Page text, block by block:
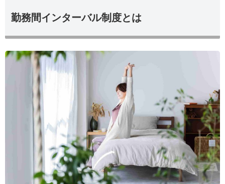
勤務間インターバル制度とは